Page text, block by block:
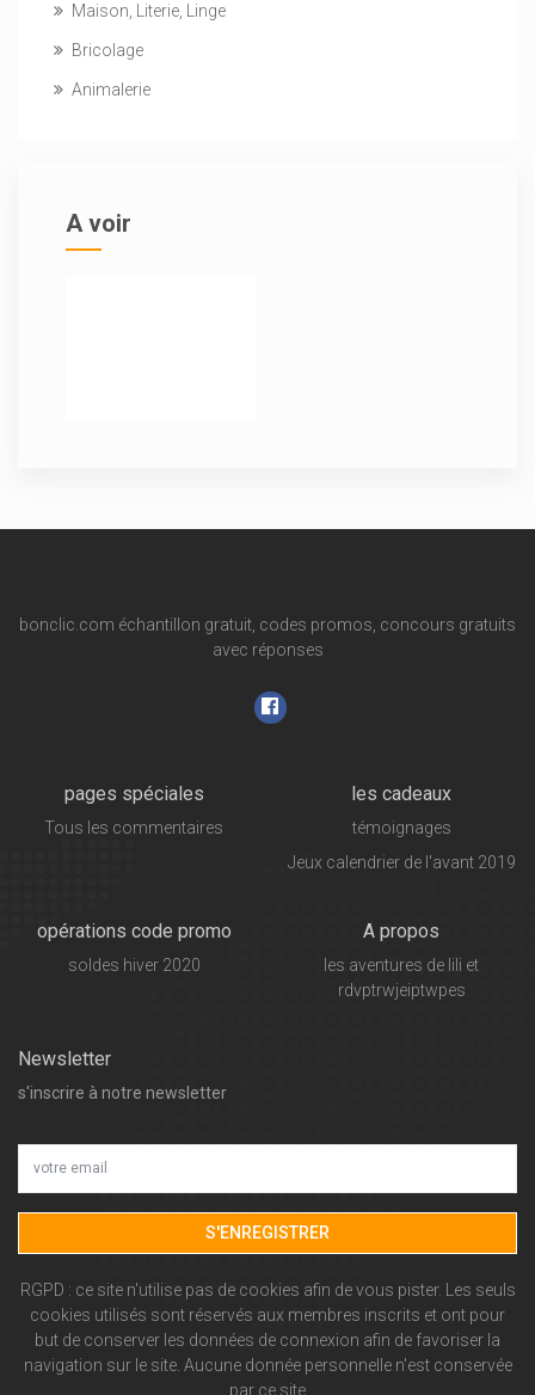
Maison, Literie, Linge
Bricolage
Animalerie
A voir
bonclic.com échantillon gratuit, codes promos, concours gratuits
avec réponses
pages spéciales
Tous les commentaires
les cadeaux
témoignages
Jeux calendrier de l'avant 2019
opérations code promo
soldes hiver 2020
A propos
les aventures de lili et
rdvptrwjeiptwpes
Newsletter
s'inscrire à notre newsletter
S'ENREGISTRER
RGPD : ce site n'utilise pas de cookies afin de vous pister. Les seuls
cookies utilisés sont réservés aux membres inscrits et ont pour
but de conserver les données de connexion afin de favoriser la
navigation sur le site. Aucune donnée personnelle n'est conservée
par ce site